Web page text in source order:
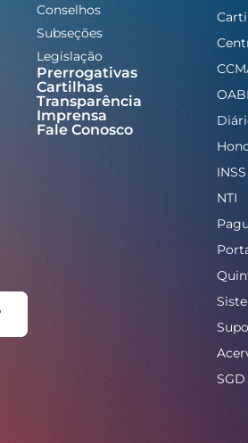
Conselhos
Subseções
Legislação
Prerrogativas
Cartilhas
Transparência
Imprensa
Fale Conosco
NTI
SGD